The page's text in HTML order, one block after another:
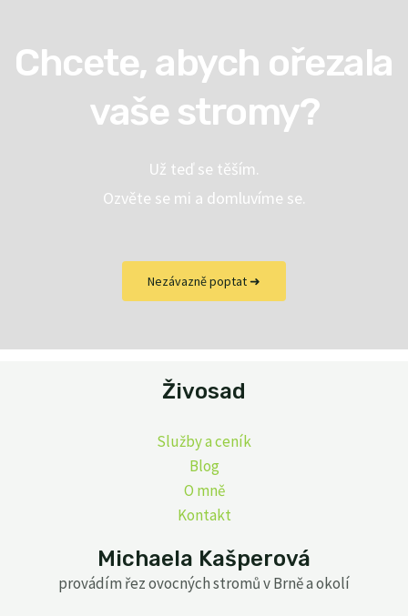
Chcete, abych ořezala
vaše stromy?
Už teď se těším.
Ozvěte se mi a domluvíme se.
Nezávazně poptat ➜
Živosad
Služby a ceník
Blog
O mně
Kontakt
Michaela Kašperová
provádím řez ovocných stromů v Brně a okolí